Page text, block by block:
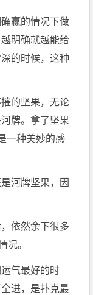
赢的情况下做
明确就越能给
的时候，这种
的坚果，无论
牌。拿了坚果
一种美妙的感
河牌坚果，因
依然余下很多
况。
气最好的时
进，是扑克最